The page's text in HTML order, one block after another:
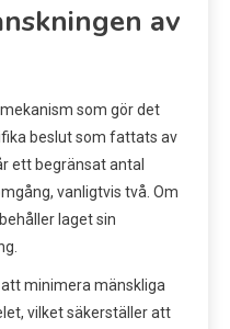
av
som gör det
beslut som fattats av
ett begränsat antal
vanligtvis två. Om
laget sin
minimera mänskliga
vilket säkerställer att